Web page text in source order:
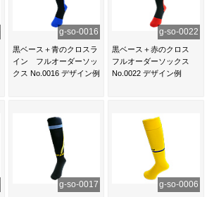
g-so-0016
黒ベース＋青のクロスラ
イン フルオーダーソッ
クス No.0016 デザイン例
g-so-0022
黒ベース＋赤のクロス
フルオーダーソックス
No.0022 デザイン例
g-so-0017 g-so-0006